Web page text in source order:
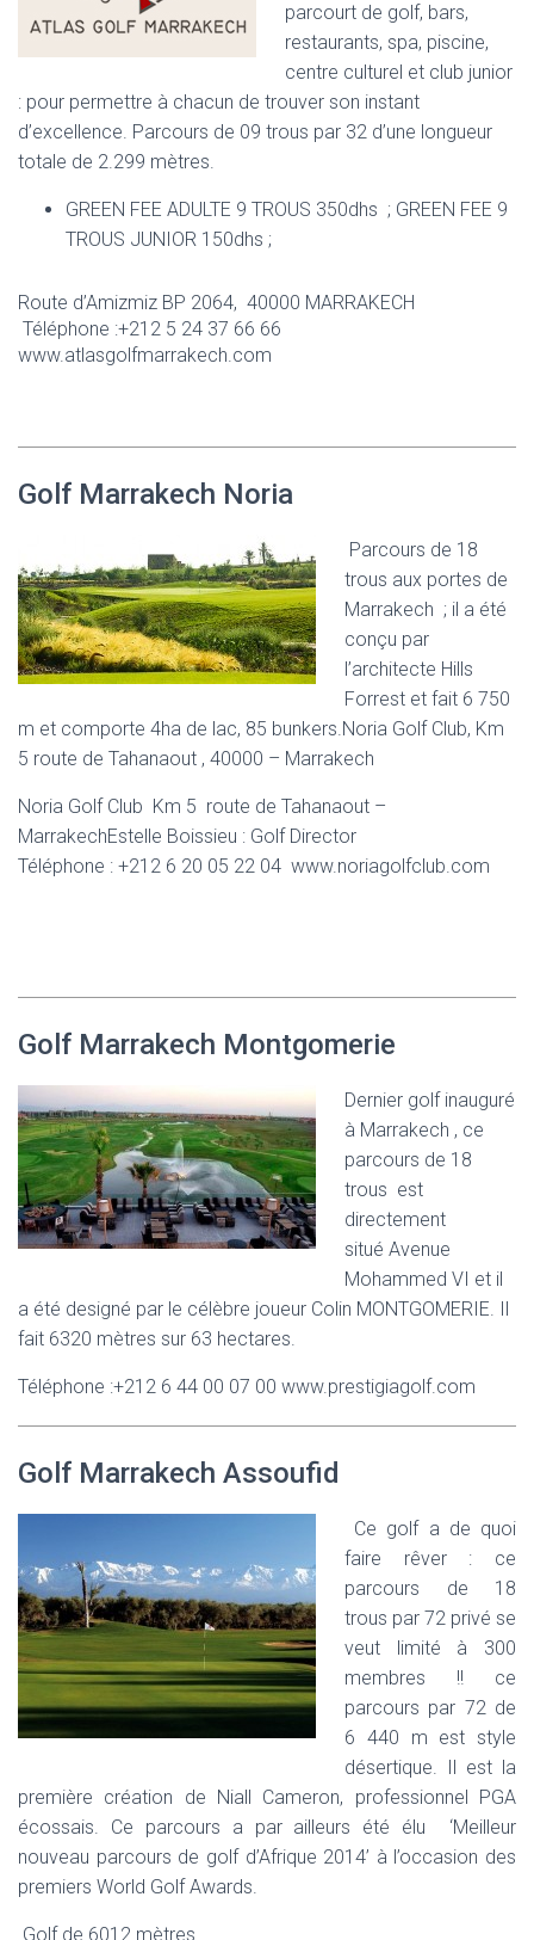
parcourt de golf, bars,
restaurants, spa, piscine,
centre culturel et club junior
: pour permettre à chacun de trouver son instant
d’excellence. Parcours de 09 trous par 32 d’une longueur
totale de 2.299 mètres.
GREEN FEE ADULTE 9 TROUS 350dhs ; GREEN FEE 9
TROUS JUNIOR 150dhs ;
Route d’Amizmiz BP 2064, 40000 MARRAKECH
Téléphone :+212 5 24 37 66 66
www.atlasgolfmarrakech.com
Golf Marrakech Noria
Parcours de 18
trous aux portes de
Marrakech ; il a été
conçu par
l’architecte Hills
Forrest et fait 6 750
m et comporte 4ha de lac, 85 bunkers.Noria Golf Club, Km
5 route de Tahanaout , 40000 – Marrakech
Noria Golf Club Km 5 route de Tahanaout –
MarrakechEstelle Boissieu : Golf Director
Téléphone : +212 6 20 05 22 04 www.noriagolfclub.com
Golf Marrakech Montgomerie
Dernier golf inauguré
à Marrakech , ce
parcours de 18
trous est
directement
situé Avenue
Mohammed VI et il
a été designé par le célèbre joueur Colin MONTGOMERIE. Il
fait 6320 mètres sur 63 hectares.
Téléphone :+212 6 44 00 07 00 www.prestigiagolf.com
Golf Marrakech Assoufid
Ce golf a de quoi
faire rêver : ce
parcours de 18
trous par 72 privé se
veut limité à 300
membres !! ce
parcours par 72 de
6 440 m est style
désertique. Il est la
première création de Niall Cameron, professionnel PGA
écossais. Ce parcours a par ailleurs été élu ‘Meilleur
nouveau parcours de golf d’Afrique 2014’ à l’occasion des
premiers World Golf Awards.
Golf de 601 2 mètres